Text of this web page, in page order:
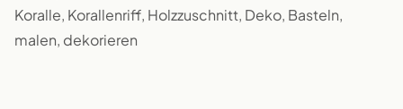
Koralle, Korallenriff, Holzzuschnitt, Deko, Basteln,
malen, dekorieren